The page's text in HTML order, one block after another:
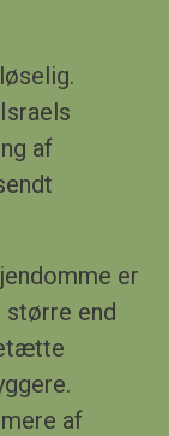
af
er
større end
af